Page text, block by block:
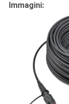
Immagini: